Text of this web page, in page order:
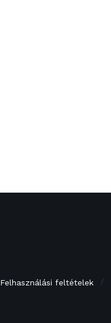
Felhasználási feltételek